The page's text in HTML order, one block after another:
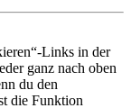
Links in der
ganz nach oben
du den
die Funktion